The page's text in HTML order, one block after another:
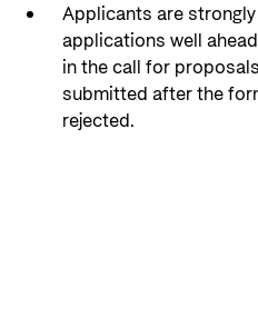
Applicants are
applications well
in the call for
submitted after the
rejected.